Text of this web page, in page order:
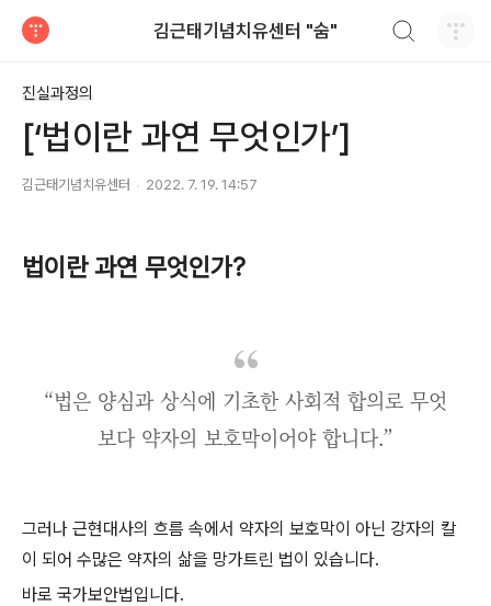
김근태기념치유센터 "숨"
진실과정의
[‘법이란 과연 무엇인가’]
김근태기념치유센터 2022. 7. 19. 14:57
법이란 과연 무엇인가?
“법은 양심과 상식에 기초한 사회적 합의로 무엇
보다 약자의 보호막이어야 합니다.”
그러나 근현대사의 흐름 속에서 약자의 보호막이 아닌 강자의 칼
이 되어 수많은 약자의 삶을 망가트린 법이 있습니다.
바로 국가보안법입니다.